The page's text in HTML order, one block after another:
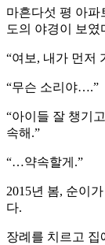
마흔다섯 평 아파
도의 야경이 보였
“여보, 내가 먼저
“무슨 소리야….”
“아이들 잘 챙기
속해.”
“…약속할게.”
2015년 봄, 순이
다.
장례를 치르고 집